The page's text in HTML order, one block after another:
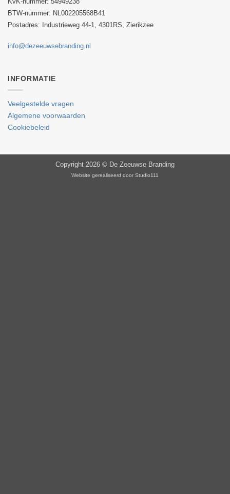
BTW-nummer: NL002205568B41
Postadres: Industrieweg 44-1, 4301RS, Zierikzee
info@dezeeuwsebranding.nl
INFORMATIE
Veelgestelde vragen
Algemene voorwaarden
Cookiebeleid
Copyright 2026 © De Zeeuwse Branding
Website gerealiseerd door Studio111